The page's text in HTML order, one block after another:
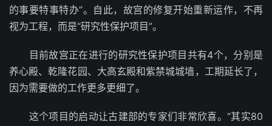
的事要特事特办”。自此，故宫的修复开始重新运作，不再
视为工程，而是“研究性保护项目”。
目前故宫正在进行的研究性保护项目共有4个，分别是
养心殿、乾隆花园、大高玄殿和紫禁城城墙，工期延长了，
因为需要做的工作更多更细了。
这个项目的启动让古建部的专家们非常欣喜。“其实80